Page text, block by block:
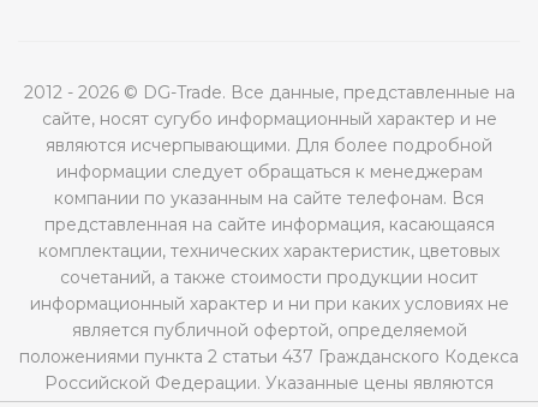
2012 - 2026 © DG-Trade. Все данные, представленные на
сайте, носят сугубо информационный характер и не
являются исчерпывающими. Для более подробной
информации следует обращаться к менеджерам
компании по указанным на сайте телефонам. Вся
представленная на сайте информация, касающаяся
комплектации, технических характеристик, цветовых
сочетаний, а также стоимости продукции носит
информационный характер и ни при каких условиях не
является публичной офертой, определяемой
положениями пункта 2 статьи 437 Гражданского Кодекса
Российской Федерации. Указанные цены являются